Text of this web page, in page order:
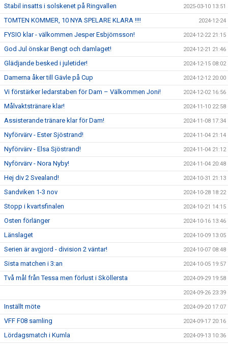
Stabil insatts i solskenet på Ringvallen 2025-03-10 13:51
TOMTEN KOMMER, 10 NYA SPELARE KLARA !!!! 2024-12-24
FYSIO klar - välkommen Jesper Esbjörnsson! 2024-12-22 21:15
God Jul önskar Bengt och damlaget! 2024-12-21 21:46
Glädjande besked i juletider! 2024-12-15 08:02
Damerna åker till Gävle på Cup 2024-12-12 20:00
Vi förstärker ledarstaben för Dam – Välkommen Joni! 2024-12-02 16:56
Målvaktstränare klar! 2024-11-10 22:58
Assisterande tränare klar för Dam! 2024-11-08 17:34
Nyförvärv - Ester Sjöstrand! 2024-11-04 21:14
Nyförvärv - Elsa Sjöstrand! 2024-11-04 21:12
Nyförvärv - Nora Nyby! 2024-11-04 20:48
Hej div 2 Svealand! 2024-10-31 21:13
Sandviken 1-3 nov 2024-10-28 18:22
Stopp i kvartsfinalen 2024-10-21 14:15
Osten förlänger 2024-10-16 13:46
Länslaget 2024-10-09 13:05
Serien är avgjord - division 2 väntar! 2024-10-07 08:48
Sista matchen i 3:an 2024-10-05 19:57
Två mål från Tessa men förlust i Sköllersta 2024-09-29 19:58
2024-09-26 23:39
Inställt möte 2024-09-20 17:07
VFF F08 samling 2024-09-17 20:16
Lördagsmatch i Kumla 2024-09-13 10:36